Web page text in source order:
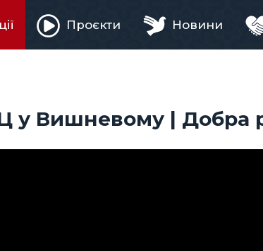
Проєкти Новини
у Вишневому | Добра